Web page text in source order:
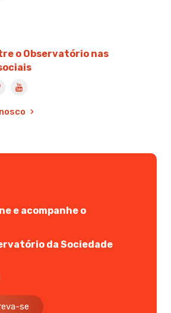
o Observatório nas
e acompanhe o
da Sociedade
se